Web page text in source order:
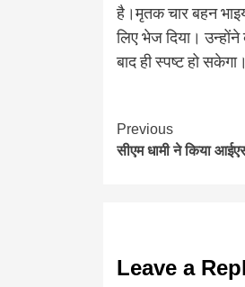
है।मृतक चार बहन
लिए भेज दिया।
बाद ही स्पष्ट हो सकेगा।
Continue
Reading
Previous
सीएम धामी ने किया
Leave a